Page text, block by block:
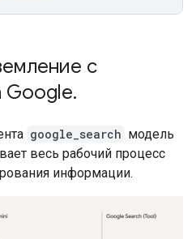
с
Google.
google_search модель
весь рабочий процесс
информации.